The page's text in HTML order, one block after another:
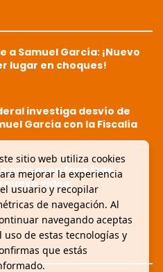
a Samuel García: ¡Nuevo
lugar en choques!
investiga desvío de
García con la Fiscalía
preocupa fans tras
nuevo video
sitio web utiliza cookies
mejorar la experiencia
usuario y recopilar
de navegación. Al
navegando aceptas
uso de estas tecnologías y
que estás